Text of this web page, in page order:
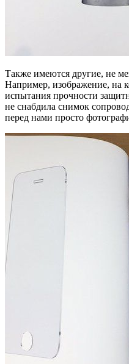
Также имеются другие, не
Например, изображение, на
испытания прочности
не снабдила снимок
перед нами просто